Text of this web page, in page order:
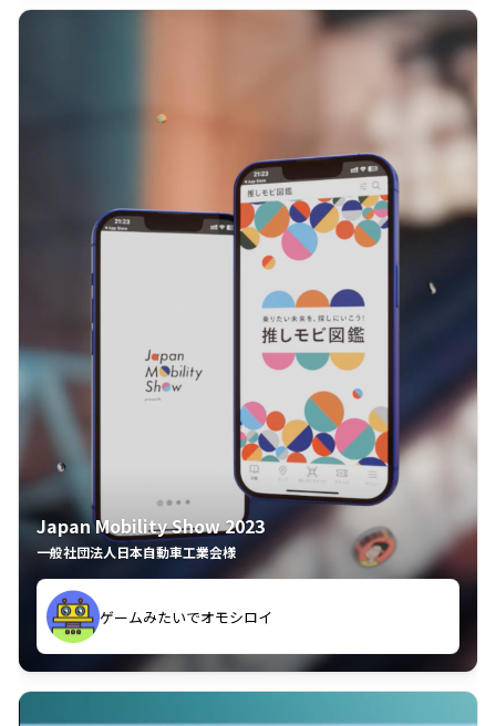
Japan Mobility Show 2023
一般社団法人日本自動車工業会様
ゲームみたいでオモシロイ
久々のモーターショーがアプリでもっと楽しめました